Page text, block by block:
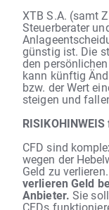
XTB S.A. (samt
Steuerberater
günstig ist. Die
den
kann künftig
bzw. der Wert
steigen und
RISIKOHINWEIS
CFD sind
wegen der
Geld zu verlieren.
verlieren Geld
Anbieter. Sie